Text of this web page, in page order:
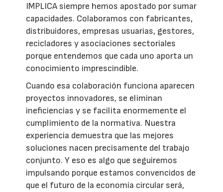
IMPLICA siempre hemos apostado por sumar
capacidades. Colaboramos con fabricantes,
distribuidores, empresas usuarias, gestores,
recicladores y asociaciones sectoriales
porque entendemos que cada uno aporta un
conocimiento imprescindible.
Cuando esa colaboración funciona aparecen
proyectos innovadores, se eliminan
ineficiencias y se facilita enormemente el
cumplimiento de la normativa. Nuestra
experiencia demuestra que las mejores
soluciones nacen precisamente del trabajo
conjunto. Y eso es algo que seguiremos
impulsando porque estamos convencidos de
que el futuro de la economía circular será,